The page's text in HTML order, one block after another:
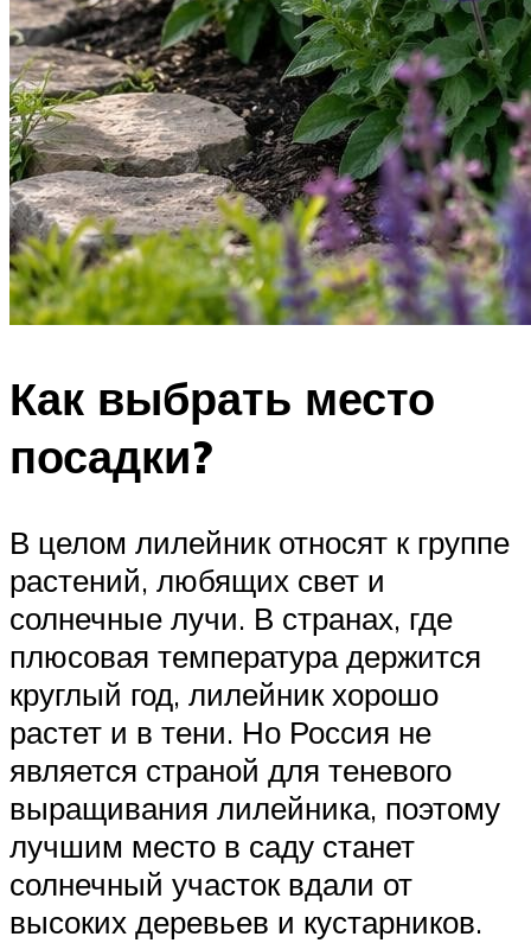
Как выбрать место
посадки?
В целом лилейник относят к группе
растений, любящих свет и
солнечные лучи. В странах, где
плюсовая температура держится
круглый год, лилейник хорошо
растет и в тени. Но Россия не
является страной для теневого
выращивания лилейника, поэтому
лучшим место в саду станет
солнечный участок вдали от
высоких деревьев и кустарников.